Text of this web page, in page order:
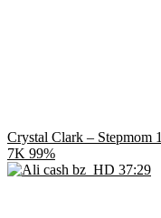
Crystal Clark – Stepmom 1
7K 99%
HD 37:29